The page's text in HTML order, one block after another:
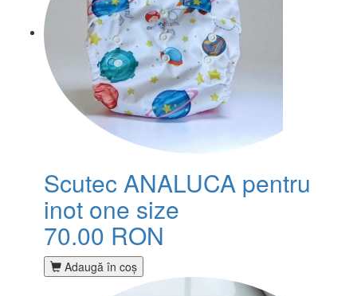
Scutec ANALUCA pentru
inot one size
70.00 RON
Adaugă în coş